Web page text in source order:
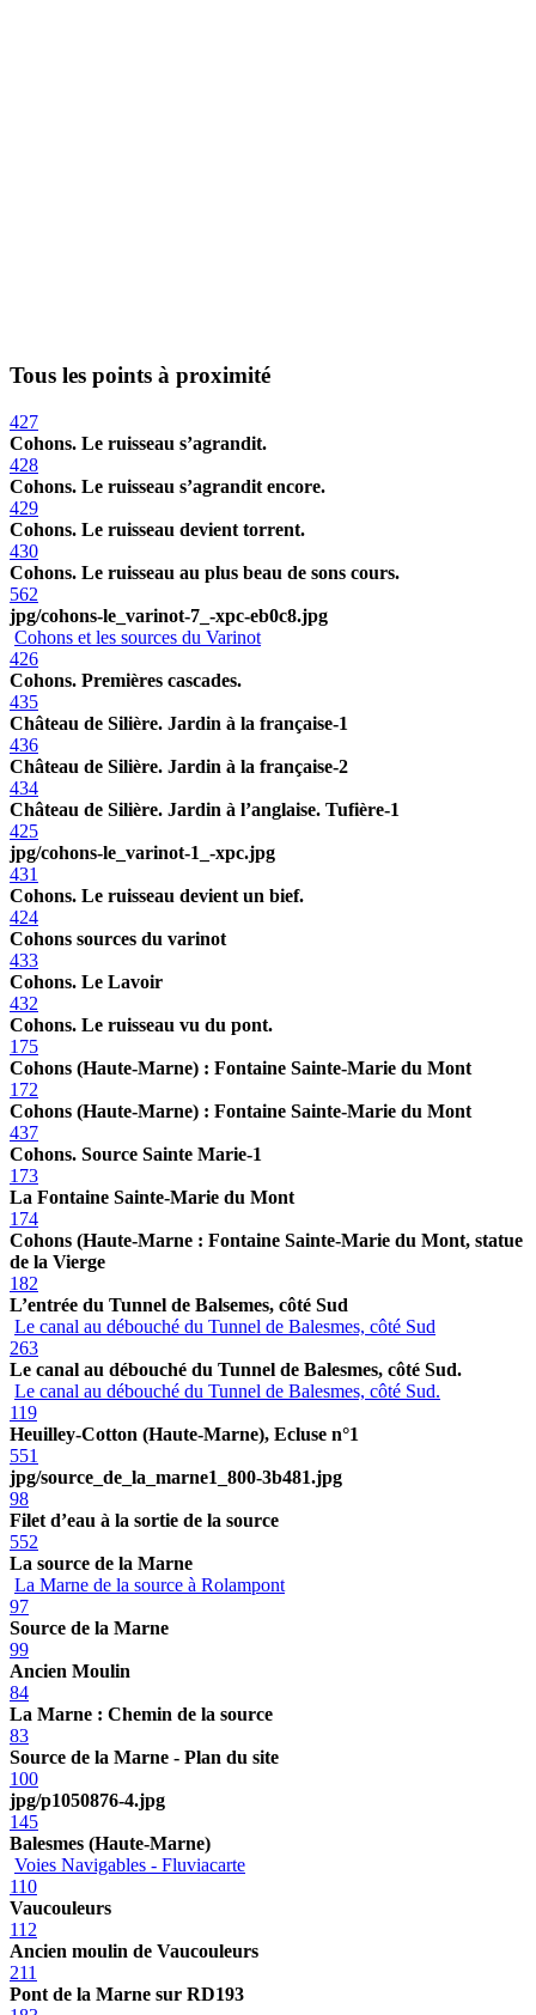
Tous les points à proximité
427
Cohons. Le ruisseau s’agrandit.
428
Cohons. Le ruisseau s’agrandit encore.
429
Cohons. Le ruisseau devient torrent.
430
Cohons. Le ruisseau au plus beau de sons cours.
562
jpg/cohons-le_varinot-7_-xpc-eb0c8.jpg
Cohons et les sources du Varinot
426
Cohons. Premières cascades.
435
Château de Silière. Jardin à la française-1
436
Château de Silière. Jardin à la française-2
434
Château de Silière. Jardin à l’anglaise. Tufière-1
425
jpg/cohons-le_varinot-1_-xpc.jpg
431
Cohons. Le ruisseau devient un bief.
424
Cohons sources du varinot
433
Cohons. Le Lavoir
432
Cohons. Le ruisseau vu du pont.
175
Cohons (Haute-Marne) : Fontaine Sainte-Marie du Mont
172
Cohons (Haute-Marne) : Fontaine Sainte-Marie du Mont
437
Cohons. Source Sainte Marie-1
173
La Fontaine Sainte-Marie du Mont
174
Cohons (Haute-Marne : Fontaine Sainte-Marie du Mont, statue
de la Vierge
182
L’entrée du Tunnel de Balsemes, côté Sud
Le canal au débouché du Tunnel de Balesmes, côté Sud
263
Le canal au débouché du Tunnel de Balesmes, côté Sud.
Le canal au débouché du Tunnel de Balesmes, côté Sud.
119
Heuilley-Cotton (Haute-Marne), Ecluse n°1
551
jpg/source_de_la_marne1_800-3b481.jpg
98
Filet d’eau à la sortie de la source
552
La source de la Marne
La Marne de la source à Rolampont
97
Source de la Marne
99
Ancien Moulin
84
La Marne : Chemin de la source
83
Source de la Marne - Plan du site
100
jpg/p1050876-4.jpg
145
Balesmes (Haute-Marne)
Voies Navigables - Fluviacarte
110
Vaucouleurs
112
Ancien moulin de Vaucouleurs
211
Pont de la Marne sur RD193